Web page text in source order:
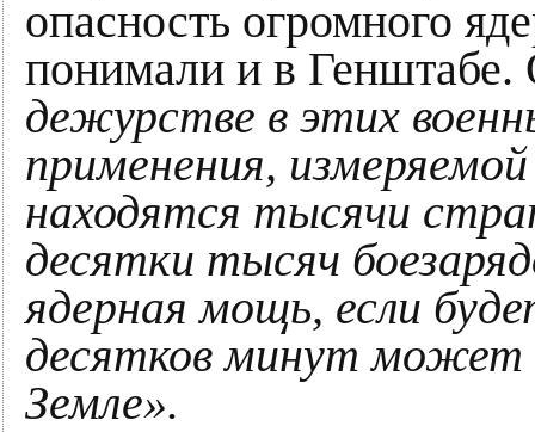
опасность огромного
понимали и в
дежурстве в этих
применения,
находятся тысячи
десятки тысяч
ядерная мощь, если
десятков минут может
Земле».